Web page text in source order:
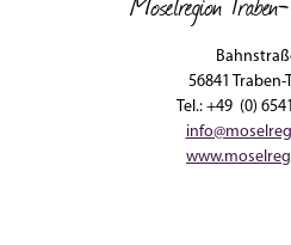
56841 Traben-
Tel.: +49 (0)